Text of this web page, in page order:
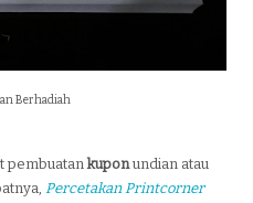
Berhadiah
pembuatankuponundian atau
Percetakan Printcorner